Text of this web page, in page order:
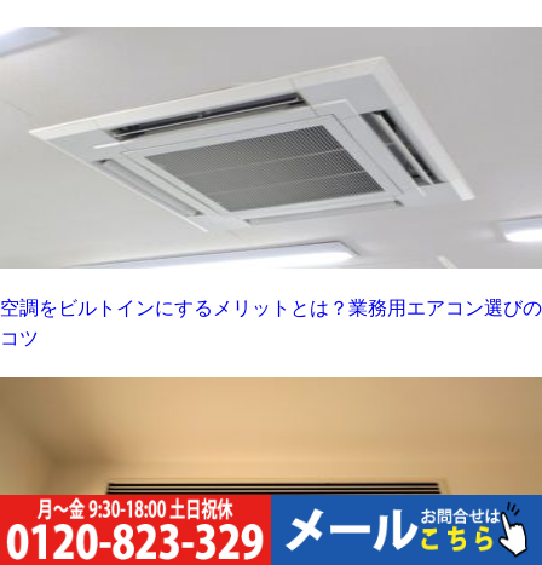
空調をビルトインにするメリットとは？業務用エアコン選びの
コツ